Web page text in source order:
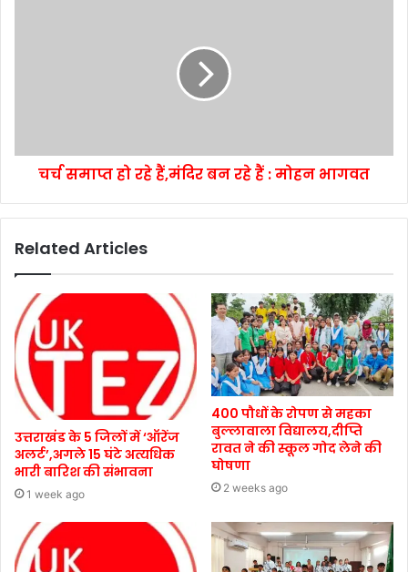
चर्च समाप्त हो रहे हैं,मंदिर बन रहे हैं : मोहन भागवत
Related Articles
उत्तराखंड के 5 जिलों में ‘ऑरेंज
अलर्ट’,अगले 15 घंटे अत्यधिक
भारी बारिश की संभावना
1 week ago
400 पौधों के रोपण से महका
बुल्लावाला विद्यालय,दीप्ति
रावत ने की स्कूल गोद लेने की
घोषणा
2 weeks ago